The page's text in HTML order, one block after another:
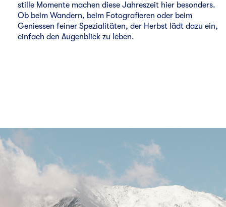
stille Momente machen diese Jahreszeit hier besonders.
Ob beim Wandern, beim Fotografieren oder beim
Geniessen feiner Spezialitäten, der Herbst lädt dazu ein,
einfach den Augenblick zu leben.